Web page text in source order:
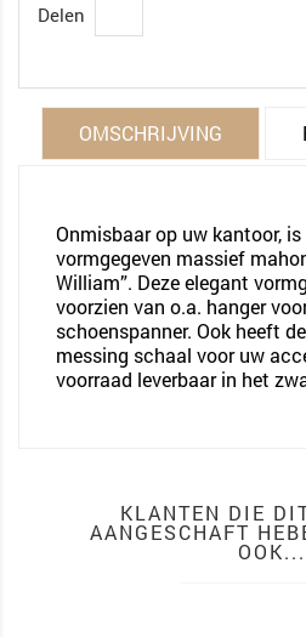
Delen
OMSCHRIJVING
Onmisbaar op uw kantoor,
vormgegeven massief
William”. Deze elegant
voorzien van o.a. hanger
schoenspanner. Ook heeft
messing schaal voor uw
voorraad leverbaar in het
KLANTEN DIE
AANGESCHAFT
OOK...